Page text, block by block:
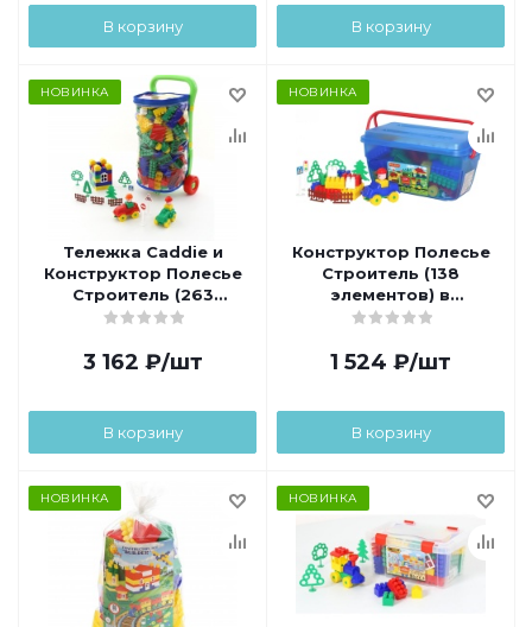
В корзину В корзину
НОВИНКА
Тележка Caddie и
Конструктор Полесье
Строитель (263
элемента) (v2)
3 162 ₽/шт
В корзину
НОВИНКА
Конструктор Полесье
Строитель (138
элементов) в
контейнере
1 524 ₽/шт
В корзину
НОВИНКА НОВИНКА